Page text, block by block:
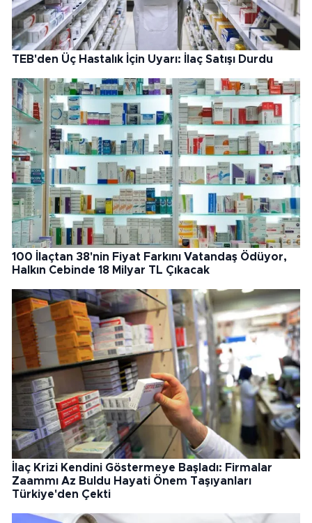
TEB'den Üç Hastalık İçin Uyarı: İlaç Satışı Durdu
100 İlaçtan 38'nin Fiyat Farkını Vatandaş Ödüyor,
Halkın Cebinde 18 Milyar TL Çıkacak
İlaç Krizi Kendini Göstermeye Başladı: Firmalar
Zaammı Az Buldu Hayati Önem Taşıyanları
Türkiye'den Çekti